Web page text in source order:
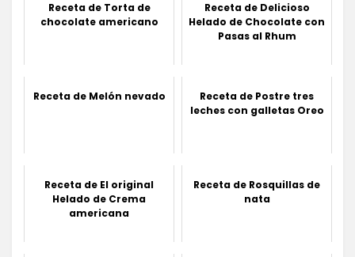
Receta de Torta de
chocolate americano
Receta de Delicioso
Helado de Chocolate con
Pasas al Rhum
Receta de Melón nevado
Receta de Postre tres
leches con galletas Oreo
Receta de El original
Helado de Crema
americana
Receta de Rosquillas de
nata